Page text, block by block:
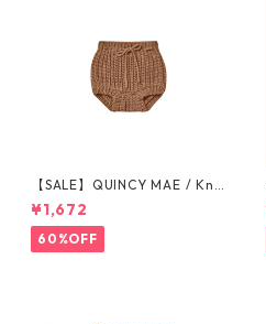
【SALE】QUINCY MAE / Knit
Tie Bloomer (12-18M/18-24
M/2-3Y)
¥1,672
60%OFF